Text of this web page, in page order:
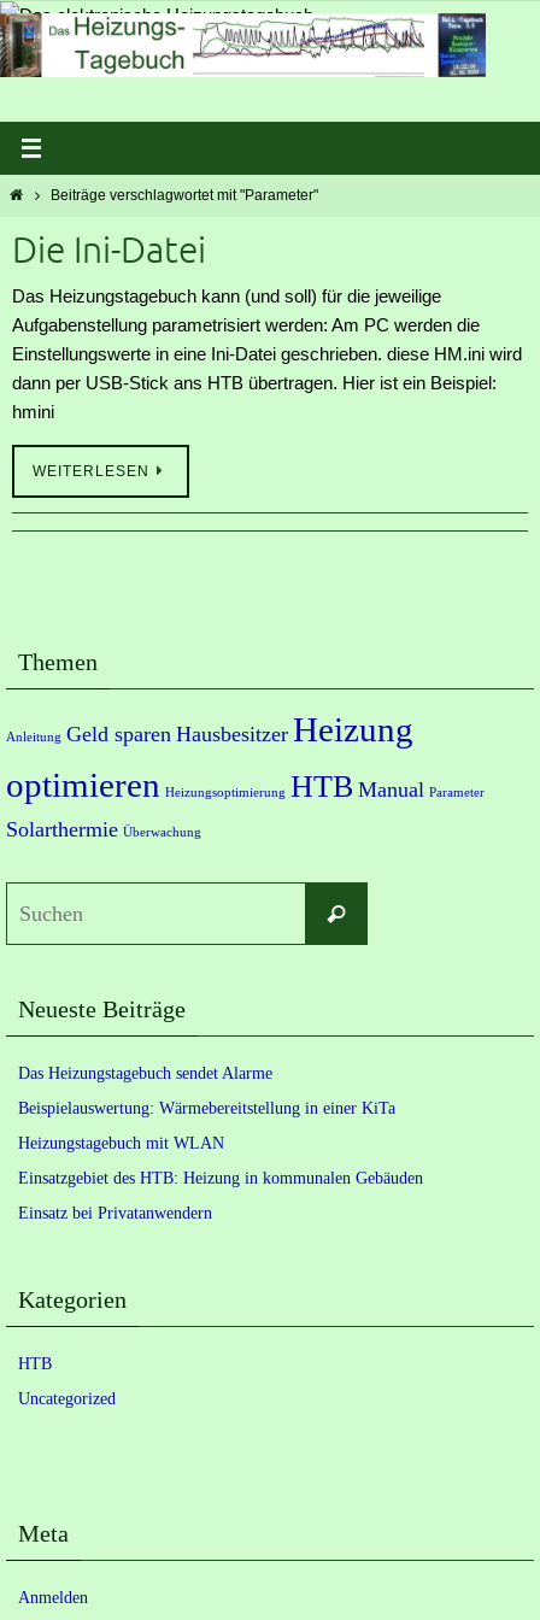
Zum
Inhalt
springen
StartBeiträge verschlagwortet mit "Parameter"
Die Ini-Datei
Das Heizungstagebuch kann (und soll) für die jeweilige
Aufgabenstellung parametrisiert werden: Am PC werden die
Einstellungswerte in eine Ini-Datei geschrieben. diese HM.ini wird
dann per USB-Stick ans HTB übertragen. Hier ist ein Beispiel:
hmini
WEITERLESEN
Themen
Anleitung Geld sparen Hausbesitzer Heizung
optimieren Heizungsoptimierung HTB Manual Parameter
Solarthermie Überwachung
Suchen
Neueste Beiträge
Das Heizungstagebuch sendet Alarme
Beispielauswertung: Wärmebereitstellung in einer KiTa
Heizungstagebuch mit WLAN
Einsatzgebiet des HTB: Heizung in kommunalen Gebäuden
Einsatz bei Privatanwendern
Kategorien
HTB
Uncategorized
Meta
Anmelden